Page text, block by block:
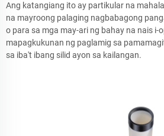
Ang katangiang ito ay partikular na
na mayroong palaging nagbabagong
o para sa mga may-ari ng bahay na nais i-
mapagkukunan ng paglamig sa
sa iba't ibang silid ayon sa kailangan.